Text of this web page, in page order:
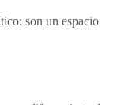
son un espacio